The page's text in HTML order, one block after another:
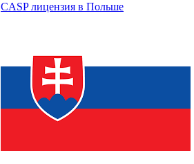
CASP лицензия в Польше